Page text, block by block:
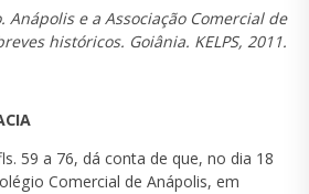
Anápolis e a Associação Comercial de
históricos. Goiânia. KELPS, 2011.
59 a 76, dá conta de que, no dia 18
Comercial de Anápolis, em